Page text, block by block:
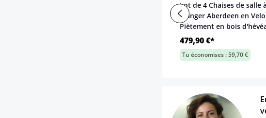
Lot de 4 Chaises de salle
manger Aberdeen en
Piètement en bois
479,90 €*
Tu économises : 59,70 €